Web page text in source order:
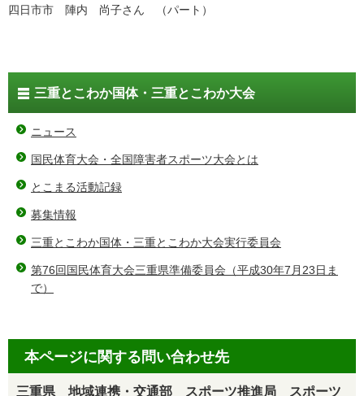
四日市市 陣内 尚子さん （パート）
三重とこわか国体・三重とこわか大会
ニュース
国民体育大会・全国障害者スポーツ大会とは
とこまる活動記録
募集情報
三重とこわか国体・三重とこわか大会実行委員会
第76回国民体育大会三重県準備委員会（平成30年7月23日ま
で）
本ページに関する問い合わせ先
三重県 地域連携・交通部 スポーツ推進局 スポーツ